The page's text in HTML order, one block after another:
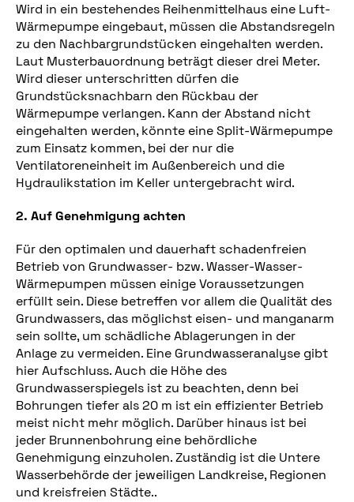
Wird in ein bestehendes Reihenmittelhaus eine Luft-
Wärmepumpe eingebaut, müssen die Abstandsregeln
zu den Nachbargrundstücken eingehalten werden.
Laut Musterbauordnung beträgt dieser drei Meter.
Wird dieser unterschritten dürfen die
Grundstücksnachbarn den Rückbau der
Wärmepumpe verlangen. Kann der Abstand nicht
eingehalten werden, könnte eine Split-Wärmepumpe
zum Einsatz kommen, bei der nur die
Ventilatoreneinheit im Außenbereich und die
Hydraulikstation im Keller untergebracht wird.
2. Auf Genehmigung achten
Für den optimalen und dauerhaft schadenfreien
Betrieb von Grundwasser- bzw. Wasser-Wasser-
Wärmepumpen müssen einige Voraussetzungen
erfüllt sein. Diese betreffen vor allem die Qualität des
Grundwassers, das möglichst eisen- und manganarm
sein sollte, um schädliche Ablagerungen in der
Anlage zu vermeiden. Eine Grundwasseranalyse gibt
hier Aufschluss. Auch die Höhe des
Grundwasserspiegels ist zu beachten, denn bei
Bohrungen tiefer als 20 m ist ein effizienter Betrieb
meist nicht mehr möglich. Darüber hinaus ist bei
jeder Brunnenbohrung eine behördliche
Genehmigung einzuholen. Zuständig ist die Untere
Wasserbehörde der jeweiligen Landkreise, Regionen
und kreisfreien Städte..